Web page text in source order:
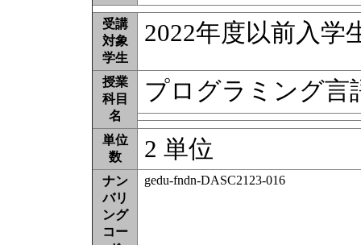
受講
対象
学生
2022年度以前入学
授業
科目
名
プログラミング言
単位
数
2 単位
ナン
バリ
ング
コー
gedu-fndn-DASC2123-016